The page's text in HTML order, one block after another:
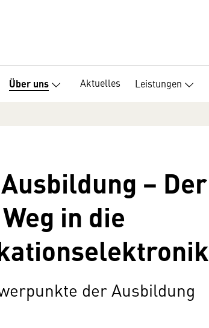
Über uns Aktuelles Leistungen
− Der
in die
der Ausbildung